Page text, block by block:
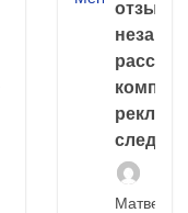
следа
Матвей